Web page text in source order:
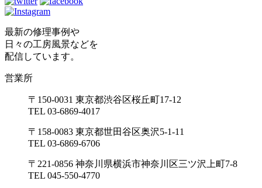
最新の修理事例や
日々の工房風景などを
配信しています。
営業所
〒150-0031 東京都渋谷区桜丘町17-12
TEL 03-6869-4017
〒158-0083 東京都世田谷区奥沢5-1-11
TEL 03-6869-6706
〒221-0856 神奈川県横浜市神奈川区三ツ沢上町7-8
TEL 045-550-4770